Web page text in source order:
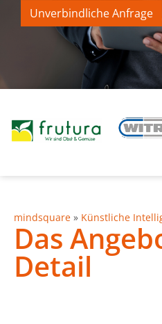
Unverbindliche Anfrage
mindsquare » Künstliche
Das
Detail